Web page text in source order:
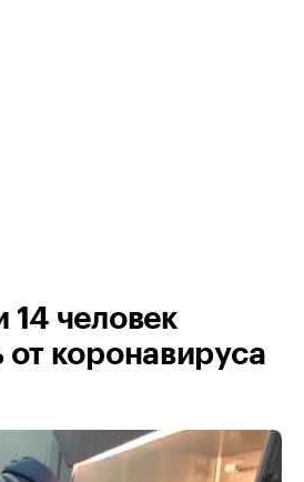
14 человек
от коронавируса